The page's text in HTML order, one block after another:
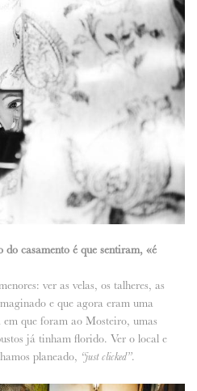
casamento é que sentiram, «é
ver as velas, os talheres, as
e que agora eram uma
que foram ao Mosteiro, umas
já tinham florido. Ver o local e
planeado, “just clicked”.